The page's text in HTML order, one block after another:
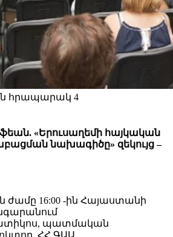
հրապարակ 4
«Երուսաղեմի հայկական
նախագիծը» զեկույց –
ժամը 16:00 -ին Հայաստանի
պատմական
ՀՀ ԳԱԱ